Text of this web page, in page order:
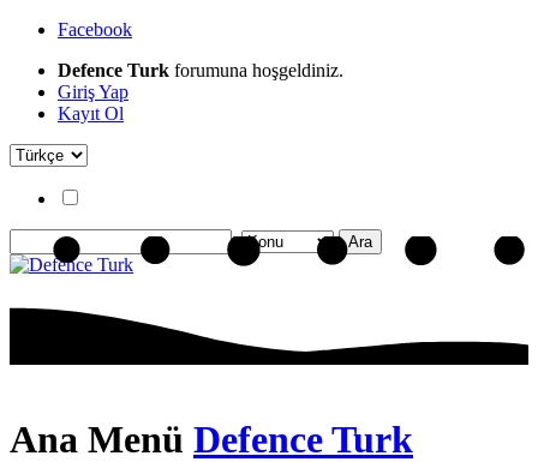
Facebook
Defence Turk forumuna hoşgeldiniz.
Giriş Yap
Kayıt Ol
Ana Menü Defence Turk